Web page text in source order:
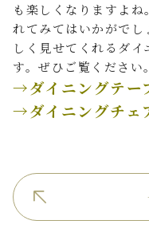
も楽しくなりますよ
れてみてはいかがで
しく見せてくれるダ
す。ぜひご覧ください。
→ダイニングテー
→ダイニングチェ